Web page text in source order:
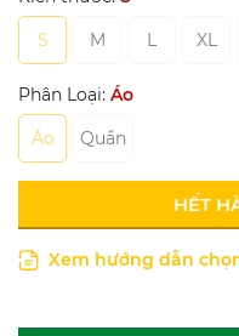
S
M L XL
Phân Loại: Áo
Áo
Quần
HẾT
Xem hướng dẫn